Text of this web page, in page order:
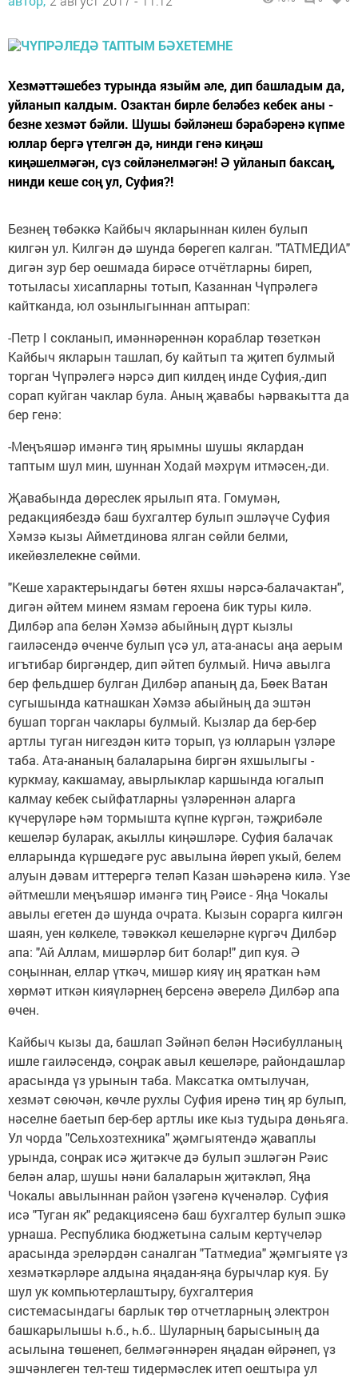
Хезмәттәшебез турында языйм әле, дип башладым да,
уйланып калдым. Озактан бирле беләбез кебек аны -
безне хезмәт бәйли. Шушы бәйләнеш бәрабәренә күпме
юллар бергә үтелгән дә, нинди генә киңәш
киңәшелмәгән, сүз сөйләнелмәгән! Ә уйланып баксаң,
нинди кеше соң ул, Суфия?!
Безнең төбәккә Кайбыч якларыннан килен булып
килгән ул. Килгән дә шунда бөрегеп калган. "ТАТМЕДИА"
дигән зур бер оешмада бирәсе отчётларны биреп,
тотыласы хисапларны тотып, Казаннан Чүпрәлегә
кайтканда, юл озынлыгыннан аптырап:
-Петр I сокланып, имәннәреннән кораблар төзеткән
Кайбыч якларын ташлап, бу кайтып та җитеп булмый
торган Чүпрәлегә нәрсә дип килдең инде Суфия,-дип
сорап куйган чаклар була. Аның җавабы һәрвакытта да
бер генә:
-Меңъяшәр имәнгә тиң ярымны шушы яклардан
таптым шул мин, шуннан Ходай мәхрүм итмәсен,-ди.
Җавабында дөреслек ярылып ята. Гомумән,
редакциябездә баш бухгалтер булып эшләүче Суфия
Хәмзә кызы Айметдинова ялган сөйли белми,
икейөзлелекне сөйми.
"Кеше характерындагы бөтен яхшы нәрсә-балачактан",
дигән әйтем минем язмам героена бик туры килә.
Дилбәр апа белән Хәмзә абыйның дүрт кызлы
гаиләсендә өченче булып үсә ул, ата-анасы аңа аерым
игътибар биргәндер, дип әйтеп булмый. Ничә авылга
бер фельдшер булган Дилбәр апаның да, Бөек Ватан
сугышында катнашкан Хәмзә абыйның да эштән
бушап торган чаклары булмый. Кызлар да бер-бер
артлы туган нигездән китә торып, үз юлларын үзләре
таба. Ата-ананың балаларына биргән яхшылыгы -
куркмау, какшамау, авырлыклар каршында югалып
калмау кебек сыйфатларны үзләреннән аларга
күчерүләре һәм тормышта күпне күргән, тәҗрибәле
кешеләр буларак, акыллы киңәшләре. Суфия балачак
елларында күршедәге рус авылына йөреп укый, белем
алуын дәвам иттерергә теләп Казан шәһәренә килә. Үзе
әйтмешли меңъяшәр имәнгә тиң Рәисе - Яңа Чокалы
авылы егетен дә шунда очрата. Кызын сорарга килгән
шаян, уен көлкеле, тәвәккәл кешеләрне күргәч Дилбәр
апа: "Ай Аллам, мишәрләр бит болар!" дип куя. Ә
соңыннан, еллар үткәч, мишәр кияү иң яраткан һәм
хөрмәт иткән кияүләрнең берсенә әверелә Дилбәр апа
өчен.
Кайбыч кызы да, башлап Зәйнәп белән Нәсибулланың
ишле гаиләсендә, соңрак авыл кешеләре, райондашлар
арасында үз урынын таба. Максатка омтылучан,
хезмәт сөючән, көчле рухлы Суфия иренә тиң яр булып,
нәселне баетып бер-бер артлы ике кыз тудыра дөньяга.
Ул чорда "Сельхозтехника" җәмгыятендә җаваплы
урында, соңрак исә җитәкче дә булып эшләгән Рәис
белән алар, шушы нәни балаларын җитәкләп, Яңа
Чокалы авылыннан район үзәгенә күченәләр. Суфия
исә "Туган як" редакциясенә баш бухгалтер булып эшкә
урнаша. Республика бюджетына салым кертүчеләр
арасында эреләрдән саналган "Татмедиа" җәмгыяте үз
хезмәткәрләре алдына яңадан-яңа бурычлар куя. Бу
шул ук компьютерлаштыру, бухгалтерия
системасындагы барлык төр отчетларның электрон
башкарылышы һ.б., һ.б.. Шуларның барысының да
асылына төшенеп, белмәгәннәрен яңадан өйрәнеп, үз
эшчәнлеген тел-теш тидермәслек итеп оештыра ул